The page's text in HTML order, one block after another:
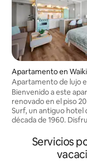
Apartamento en
Apartamento de lujo
encanto retro y
GRATUITO
Bienvenido a este
renovado en el piso
Surf, un antiguo hotel
década de 1960.
vista parcial al mar,
subterráneo
ultrarrápido de 1
Servicios